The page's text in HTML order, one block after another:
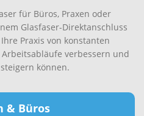
für Büros, Praxen oder
Glasfaser-Direktanschluss
Praxis von konstanten
verbessern und
können.
& Büros